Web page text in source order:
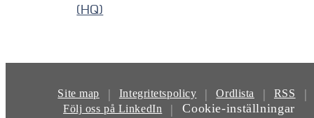
(HQ)
Site map | Integritetspolicy | Ordlista | RSS |
Följ oss på LinkedIn | Cookie-inställningar